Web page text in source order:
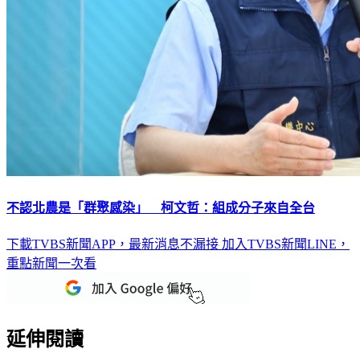
不認北農是「群聚感染」 柯文哲：組成分子來自全台
下載TVBS新聞APP，最新消息不漏接 加入TVBS新聞LINE，
重點新聞一次看
延伸閱讀